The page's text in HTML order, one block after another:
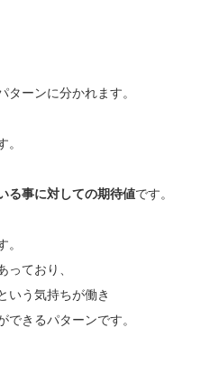
ターンに分かれます。
。
る事に対しての期待値です。
。
っており、
いう気持ちが働き
きるパターンです。